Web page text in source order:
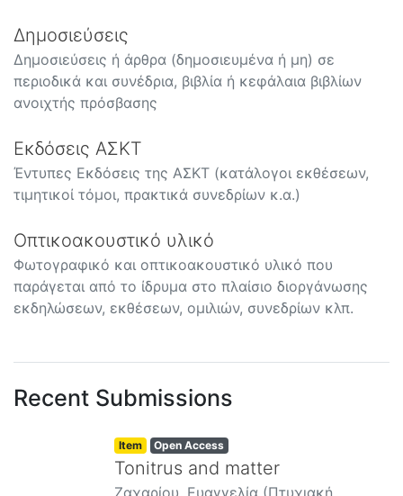
Δημοσιεύσεις
Δημοσιεύσεις ή άρθρα (δημοσιευμένα ή μη) σε
περιοδικά και συνέδρια, βιβλία ή κεφάλαια βιβλίων
ανοιχτής πρόσβασης
Εκδόσεις ΑΣΚΤ
Έντυπες Εκδόσεις της ΑΣΚΤ (κατάλογοι εκθέσεων,
τιμητικοί τόμοι, πρακτικά συνεδρίων κ.α.)
Οπτικοακουστικό υλικό
Φωτογραφικό και οπτικοακουστικό υλικό που
παράγεται από το ίδρυμα στο πλαίσιο διοργάνωσης
εκδηλώσεων, εκθέσεων, ομιλιών, συνεδρίων κλπ.
Recent Submissions
Item Open Access
Tonitrus and matter
Ζαχαρίου, Ευαγγελία (Πτυχιακή